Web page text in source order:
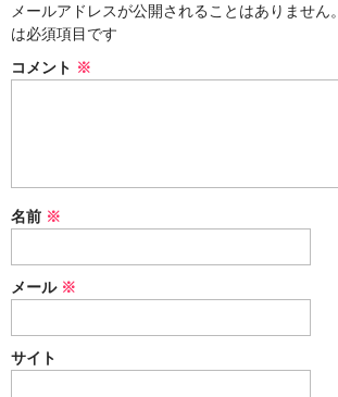
ふた付き
単品
セット
アウトレット
メールアドレスが公開されることはありません。
は必須項目です
コメント ※
名前 ※
メール ※
サイト